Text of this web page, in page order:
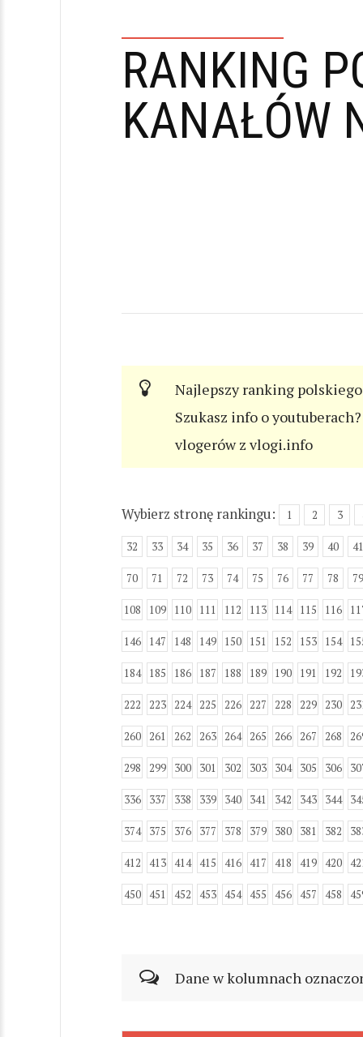
RANKING
KANAŁÓW
Najlepszy ranking
Szukasz info o
vlogerów z vlogi.info
Wybierz stronę rankingu: 1 2 3
32 33 34 35 36 37 38 39 40 41
70 71 72 73 74 75 76 77 78 79
108 109 110 111 112 113 114 115 116
146 147 148 149 150 151 152 153 154
184 185 186 187 188 189 190 191 192
222 223 224 225 226 227 228 229 230
260 261 262 263 264 265 266 267 268
298 299 300 301 302 303 304 305 306
336 337 338 339 340 341 342 343 344
374 375 376 377 378 379 380 381 382
412 413 414 415 416 417 418 419 420
450 451 452 453 454 455 456 457 458
Dane w kolumnach